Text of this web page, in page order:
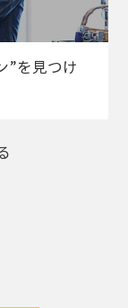
”を見つけ